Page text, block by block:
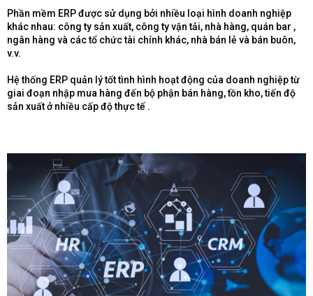
Phần mềm ERP được sử dụng bởi nhiều loại hình doanh nghiệp
khác nhau: công ty sản xuất, công ty vận tải, nhà hàng, quán bar ,
ngân hàng và các tổ chức tài chính khác, nhà bán lẻ và bán buôn,
v.v.
Hệ thống ERP quản lý tốt tình hình hoạt động của doanh nghiệp từ
giai đoạn nhập mua hàng đến bộ phận bán hàng, tồn kho, tiến độ
sản xuất ở nhiều cấp độ thực tế .